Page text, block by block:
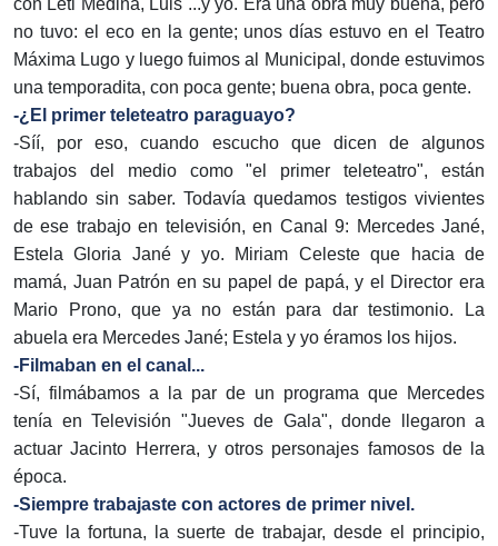
con Leti Medina, Luis ...y yo. Era una obra muy buena, pero
no tuvo: el eco en la gente; unos días estuvo en el Teatro
Máxima Lugo y luego fuimos al Municipal, donde estuvimos
una temporadita, con poca gente; buena obra, poca gente.
-¿El primer teleteatro paraguayo?
-Síí, por eso, cuando escucho que dicen de algunos
trabajos del medio como "el primer teleteatro", están
hablando sin saber. Todavía quedamos testigos vivientes
de ese trabajo en televisión, en Canal 9: Mercedes Jané,
Estela Gloria Jané y yo. Miriam Celeste que hacia de
mamá, Juan Patrón en su papel de papá, y el Director era
Mario Prono, que ya no están para dar testimonio. La
abuela era Mercedes Jané; Estela y yo éramos los hijos.
-Filmaban en el canal...
-Sí, filmábamos a la par de un programa que Mercedes
tenía en Televisión "Jueves de Gala", donde llegaron a
actuar Jacinto Herrera, y otros personajes famosos de la
época.
-Siempre trabajaste con actores de primer nivel.
-Tuve la fortuna, la suerte de trabajar, desde el principio,